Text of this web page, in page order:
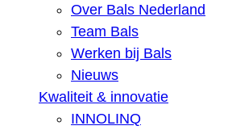
Over Bals Nederland
Team Bals
Werken bij Bals
Nieuws
Kwaliteit & innovatie
INNOLINQ